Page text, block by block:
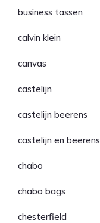
business tassen
calvin klein
canvas
castelijn
castelijn beerens
castelijn en beerens
chabo
chabo bags
chesterfield